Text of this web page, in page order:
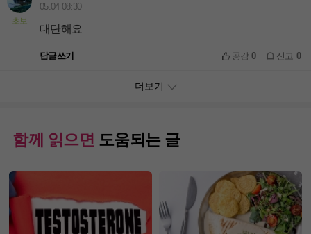
초보
05.04 08:30
대단해요
답글쓰기 공감0 신고 0
더보기
함께 읽으면 도움되는 글